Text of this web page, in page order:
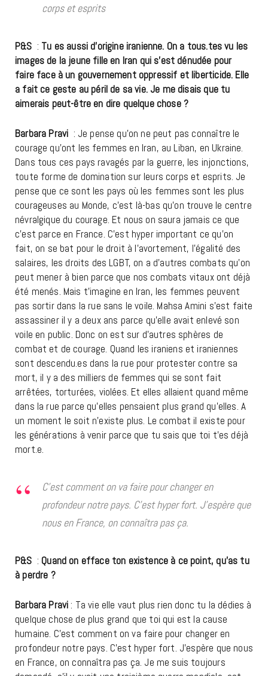
corps et esprits
P&S : Tu es aussi d’origine iranienne. On a tous.tes vu les
images de la jeune fille en Iran qui s’est dénudée pour
faire face à un gouvernement oppressif et liberticide. Elle
a fait ce geste au péril de sa vie. Je me disais que tu
aimerais peut-être en dire quelque chose ?
Barbara Pravi : Je pense qu’on ne peut pas connaître le
courage qu’ont les femmes en Iran, au Liban, en Ukraine.
Dans tous ces pays ravagés par la guerre, les injonctions,
toute forme de domination sur leurs corps et esprits. Je
pense que ce sont les pays où les femmes sont les plus
courageuses au Monde, c’est là-bas qu’on trouve le centre
névralgique du courage. Et nous on saura jamais ce que
c’est parce en France. C’est hyper important ce qu’on
fait, on se bat pour le droit à l’avortement, l’égalité des
salaires, les droits des LGBT, on a d’autres combats qu’on
peut mener à bien parce que nos combats vitaux ont déjà
été menés. Mais t’imagine en Iran, les femmes peuvent
pas sortir dans la rue sans le voile. Mahsa Amini s’est faite
assassiner il y a deux ans parce qu’elle avait enlevé son
voile en public. Donc on est sur d’autres sphères de
combat et de courage. Quand les iraniens et iraniennes
sont descendu.es dans la rue pour protester contre sa
mort, il y a des milliers de femmes qui se sont fait
arrêtées, torturées, violées. Et elles allaient quand même
dans la rue parce qu’elles pensaient plus grand qu’elles. A
un moment le soit n’existe plus. Le combat il existe pour
les générations à venir parce que tu sais que toi t’es déjà
mort.e.
C’est comment on va faire pour changer en
profondeur notre pays. C’est hyper fort. J’espère que
nous en France, on connaîtra pas ça.
P&S : Quand on efface ton existence à ce point, qu’as tu
à perdre ?
Barbara Pravi : Ta vie elle vaut plus rien donc tu la dédies à
quelque chose de plus grand que toi qui est la cause
humaine. C’est comment on va faire pour changer en
profondeur notre pays. C’est hyper fort. J’espère que nous
en France, on connaîtra pas ça. Je me suis toujours